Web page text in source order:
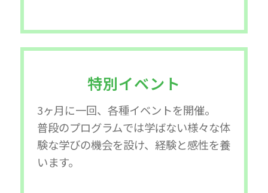
特別イベント
3ヶ月に一回、各種イベントを開催。
普段のプログラムでは学ばない様々な体
験な学びの機会を設け、経験と感性を養
います。